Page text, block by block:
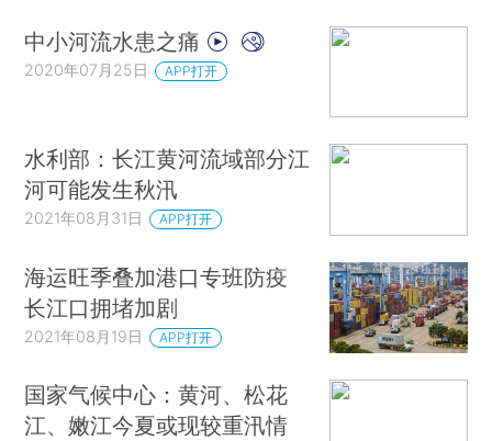
中小河流水患之痛
2020年07月25日 APP打开
水利部：长江黄河流域部分江
河可能发生秋汛
2021年08月31日 APP打开
海运旺季叠加港口专班防疫
长江口拥堵加剧
2021年08月19日 APP打开
国家气候中心：黄河、松花
江、嫩江今夏或现较重汛情